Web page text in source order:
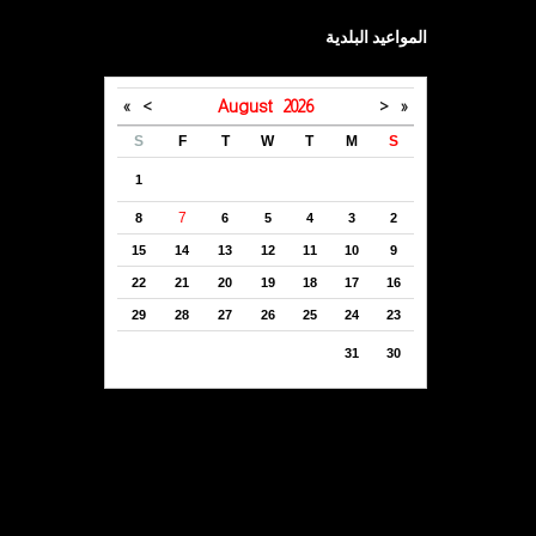
المواعيد البلدية
«
<
August 2026
>
»
S
M
T
W
T
F
S
1
2
3
4
5
6
7
8
9
10
11
12
13
14
15
16
17
18
19
20
21
22
23
24
25
26
27
28
29
30
31